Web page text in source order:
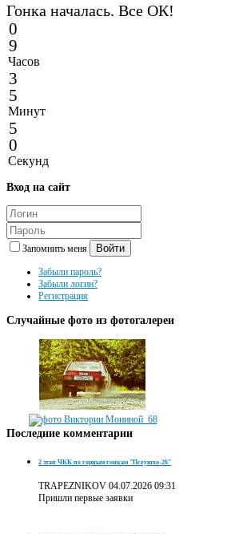
Гонка началась. Все ОК!
0
9
Часов
3
5
Минут
5
0
Секунд
Вход на сайт
Запомнить меня Войти
Забыли пароль?
Забыли логин?
Регистрация
Случайные фото из фотогалереи
Последние комментарии
2 этап ЧКК по горным гонкам "Псеушхо-26"
TRAPEZNIKOV 04.07.2026 09:31
Пришли первые заявки